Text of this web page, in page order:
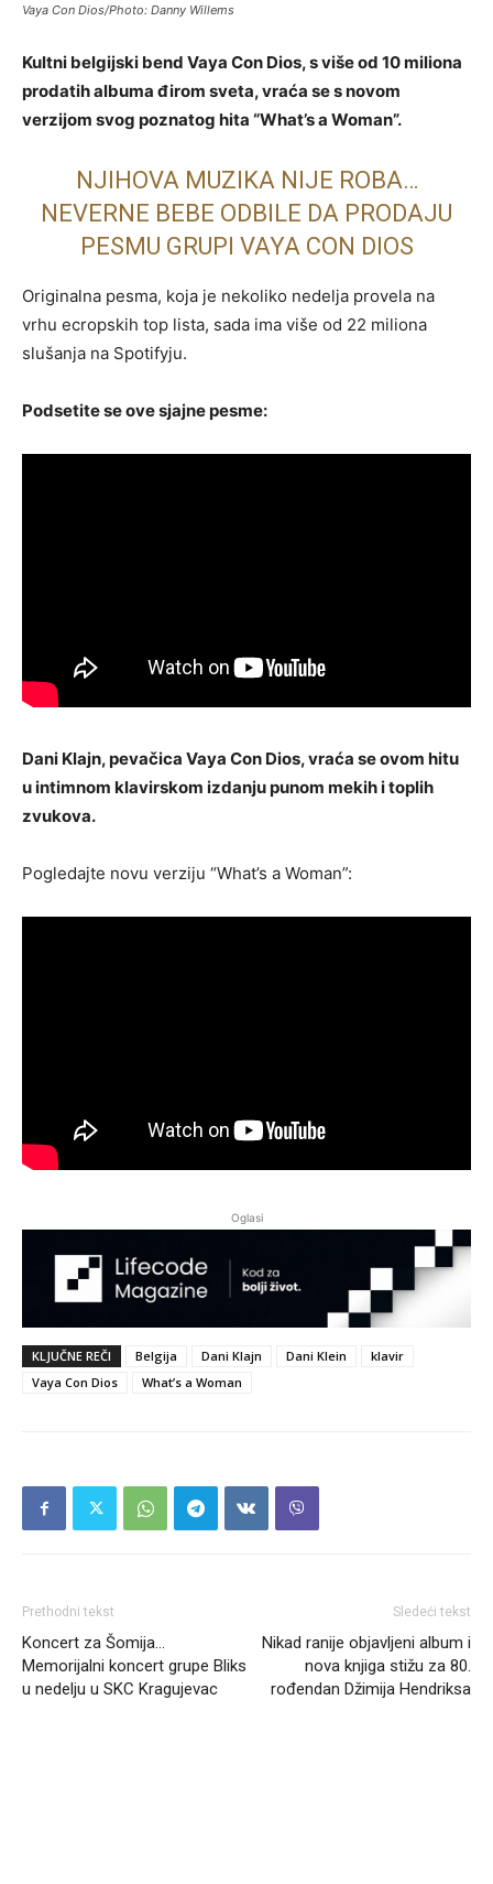
Vaya Con Dios/Photo: Danny Willems
Kultni belgijski bend Vaya Con Dios, s više od 10 miliona
prodatih albuma đirom sveta, vraća se s novom
verzijom svog poznatog hita “What’s a Woman”.
NJIHOVA MUZIKA NIJE ROBA…
NEVERNE BEBE ODBILE DA PRODAJU
PESMU GRUPI VAYA CON DIOS
Originalna pesma, koja je nekoliko nedelja provela na
vrhu ecropskih top lista, sada ima više od 22 miliona
slušanja na Spotifyju.
Podsetite se ove sjajne pesme:
Dani Klajn, pevačica Vaya Con Dios, vraća se ovom hitu
u intimnom klavirskom izdanju punom mekih i toplih
zvukova.
Pogledajte novu verziju “What’s a Woman”:
Oglasi
KLJUČNE REČI Belgija Dani Klajn Dani Klein
klavir
Vaya Con Dios
What’s a Woman
Prethodni tekst
Koncert za Šomija…
Memorijalni koncert grupe Bliks
u nedelju u SKC Kragujevac
Sledeći tekst
Nikad ranije objavljeni album i
nova knjiga stižu za 80.
rođendan Džimija Hendriksa